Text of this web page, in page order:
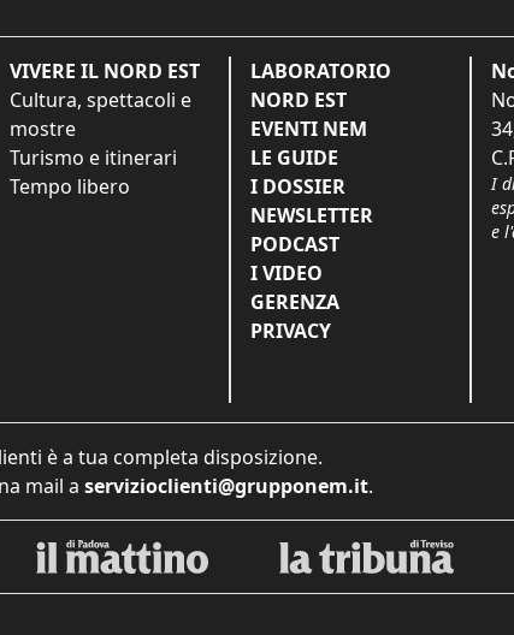
VIVERE IL NORD EST
Cultura, spettacoli e
mostre
Turismo e itinerari
Tempo libero
LABORATORIO
NORD EST
EVENTI NEM
LE GUIDE
I DOSSIER
NEWSLETTER
PODCAST
I VIDEO
GERENZA
PRIVACY
I
e
è a tua completa disposizione.
mail a servizioclienti@grupponem.it.